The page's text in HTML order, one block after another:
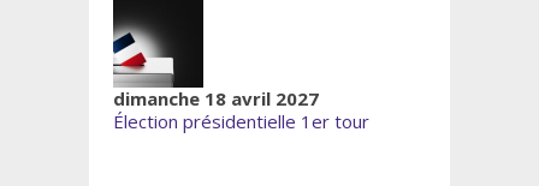
dimanche 18 avril 2027
Élection présidentielle 1er tour